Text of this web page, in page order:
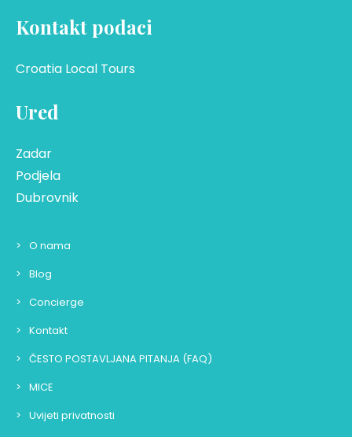
Kontakt podaci
Croatia Local Tours
Ured
Zadar
Podjela
Dubrovnik
O nama
Blog
Concierge
Kontakt
ČESTO POSTAVLJANA PITANJA (FAQ)
MICE
Uvijeti privatnosti